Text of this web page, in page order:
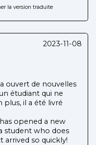
la version traduite
2023-11-08
ouvert de nouvelles
étudiant qui ne
plus, il a été livré
opened a new
student who does
arrived so quickly!